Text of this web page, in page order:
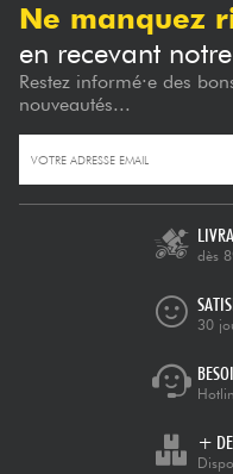
Ne manquez
en recevant
Restez informé·e des
nouveautés...
dès
30
+